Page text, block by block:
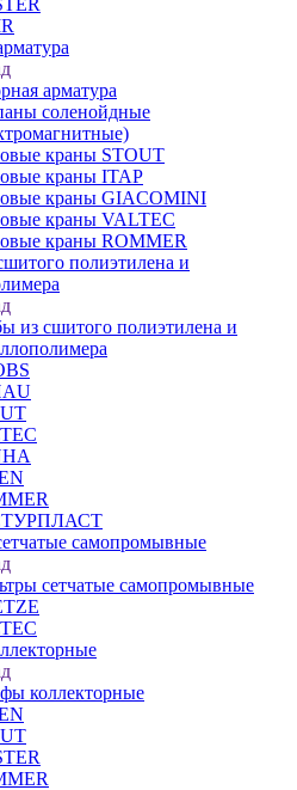
арматура
соленойдные
краны STOUT
краны ITAP
краны GIACOMINI
краны VALTEC
краны ROMMER
полиэтилена и
из сшитого полиэтилена и
самопромывные
сетчатые самопромывные
коллекторные